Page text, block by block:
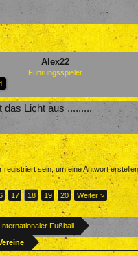
Alex22
Führungsspieler
das Licht aus .........
registriert sein, um eine Antwort
17 18 19 20 Weiter >
Internationaler Fußball